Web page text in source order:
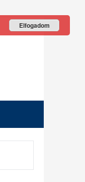
Elfogadom